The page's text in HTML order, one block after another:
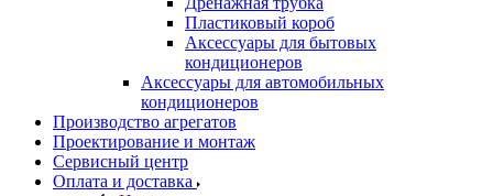
Пластиковый короб
Аксессуары для бытовых
кондиционеров
Аксессуары для автомобильных
кондиционеров
Производство агрегатов
Проектирование и монтаж
Сервисный центр
Оплата и доставка